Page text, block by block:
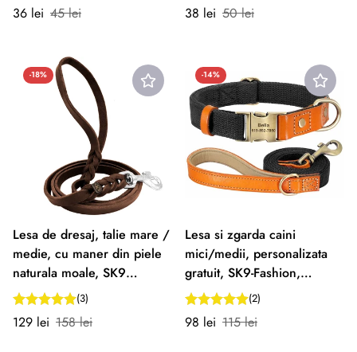
Preț
36 lei
Preț
45 lei
Preț
38 lei
Preț
50 lei
-18%
Lesa de dresaj, talie mare /
medie, cu maner din piele
naturala moale, SK9
Premium Crom, MARO
(3)
Preț
129 lei
Preț
158 lei
-14%
Lesa si zgarda caini
mici/medii, personalizata
gratuit, SK9-Fashion,
NEGRU
(2)
Preț
98 lei
Preț
115 lei